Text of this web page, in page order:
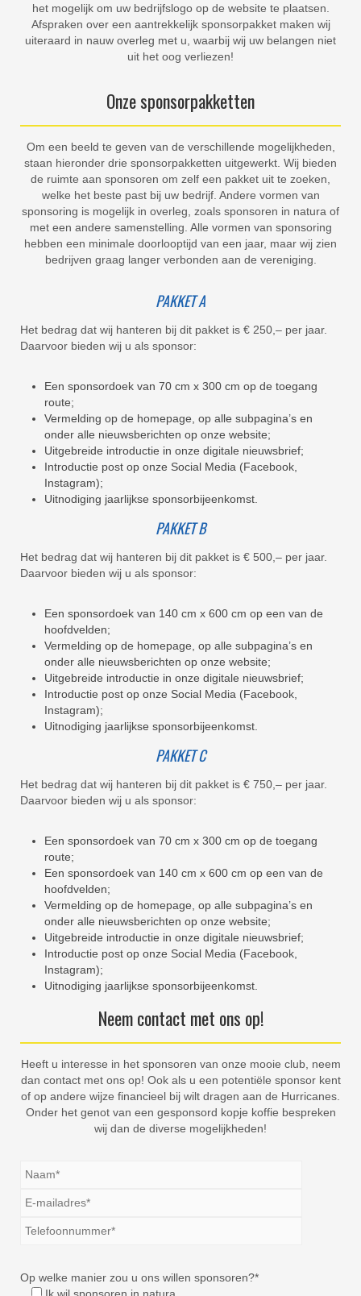
het mogelijk om uw bedrijfslogo op de website te plaatsen.
Afspraken over een aantrekkelijk sponsorpakket maken wij
uiteraard in nauw overleg met u, waarbij wij uw belangen niet
uit het oog verliezen!
Onze sponsorpakketten
Om een beeld te geven van de verschillende mogelijkheden,
staan hieronder drie sponsorpakketten uitgewerkt. Wij bieden
de ruimte aan sponsoren om zelf een pakket uit te zoeken,
welke het beste past bij uw bedrijf. Andere vormen van
sponsoring is mogelijk in overleg, zoals sponsoren in natura of
met een andere samenstelling. Alle vormen van sponsoring
hebben een minimale doorlooptijd van een jaar, maar wij zien
bedrijven graag langer verbonden aan de vereniging.
PAKKET A
Het bedrag dat wij hanteren bij dit pakket is € 250,– per jaar.
Daarvoor bieden wij u als sponsor:
Een sponsordoek van 70 cm x 300 cm op de toegang
route;
Vermelding op de homepage, op alle subpagina’s en
onder alle nieuwsberichten op onze website;
Uitgebreide introductie in onze digitale nieuwsbrief;
Introductie post op onze Social Media (Facebook,
Instagram);
Uitnodiging jaarlijkse sponsorbijeenkomst.
PAKKET B
Het bedrag dat wij hanteren bij dit pakket is € 500,– per jaar.
Daarvoor bieden wij u als sponsor:
Een sponsordoek van 140 cm x 600 cm op een van de
hoofdvelden;
Vermelding op de homepage, op alle subpagina’s en
onder alle nieuwsberichten op onze website;
Uitgebreide introductie in onze digitale nieuwsbrief;
Introductie post op onze Social Media (Facebook,
Instagram);
Uitnodiging jaarlijkse sponsorbijeenkomst.
PAKKET C
Het bedrag dat wij hanteren bij dit pakket is € 750,– per jaar.
Daarvoor bieden wij u als sponsor:
Een sponsordoek van 70 cm x 300 cm op de toegang
route;
Een sponsordoek van 140 cm x 600 cm op een van de
hoofdvelden;
Vermelding op de homepage, op alle subpagina’s en
onder alle nieuwsberichten op onze website;
Uitgebreide introductie in onze digitale nieuwsbrief;
Introductie post op onze Social Media (Facebook,
Instagram);
Uitnodiging jaarlijkse sponsorbijeenkomst.
Neem contact met ons op!
Heeft u interesse in het sponsoren van onze mooie club, neem
dan contact met ons op! Ook als u een potentiële sponsor kent
of op andere wijze financieel bij wilt dragen aan de Hurricanes.
Onder het genot van een gesponsord kopje koffie bespreken
wij dan de diverse mogelijkheden!
Op welke manier zou u ons willen sponsoren?*
Ik wil sponsoren in natura